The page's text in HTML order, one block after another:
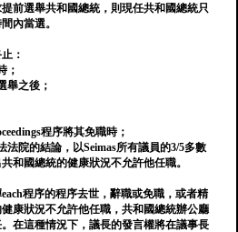
前選舉共和國總統，則現任共和國總統只
內當選。
：
；
舉之後；
程序將其免職時；
法院的結論，以Seimas所有議員的3/5多數
和國總統的健康狀況不允許他任職。
程序的程序去世，辭職或免職，或者精
康狀況不允許他任職，共和國總統辦公廳
。在這種情況下，議長的發言權將在議事長